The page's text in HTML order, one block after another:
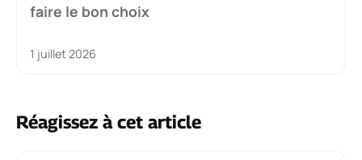
faire le bon choix
1 juillet 2026
Réagissez à cet article